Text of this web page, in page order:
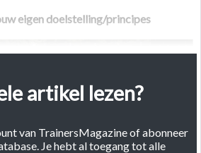
eigen doelstelling/principes
artikel lezen?
van TrainersMagazine of abonneer
Je hebt al toegang tot alle